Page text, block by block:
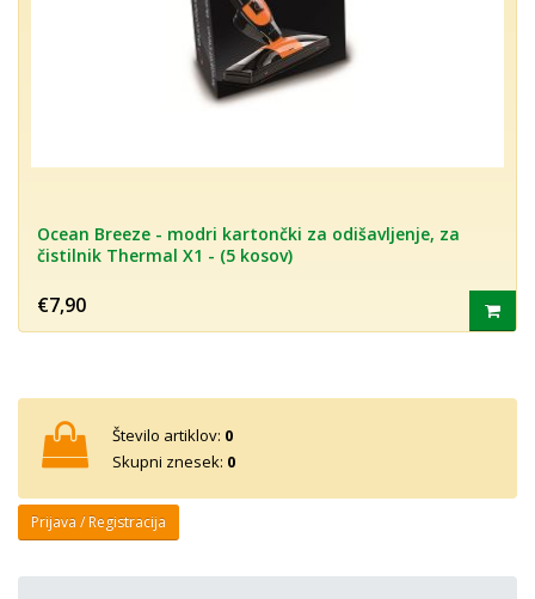
Ocean Breeze - modri kartončki za odišavljenje, za
čistilnik Thermal X1 - (5 kosov)
€7,90
Število artiklov: 0
Skupni znesek: 0
Prijava / Registracija